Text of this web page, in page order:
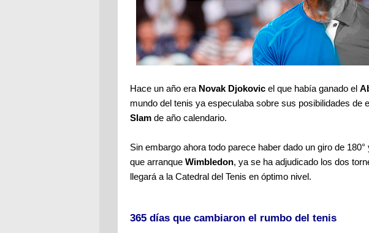
Hace un año era Novak Djokovic el que había ganado el
mundo del tenis ya especulaba sobre sus posibilidades de
Slam de año calendario.
Sin embargo ahora todo parece haber dado un giro de 180°
que arranque Wimbledon, ya se ha adjudicado los dos
llegará a la Catedral del Tenis en óptimo nivel.
365 días que cambiaron el rumbo del tenis